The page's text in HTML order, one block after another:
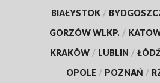
BIAŁYSTOK /
GORZÓW WLKP. /
KRAKÓW / LUBLIN /
OPOLE / POZNAŃ /